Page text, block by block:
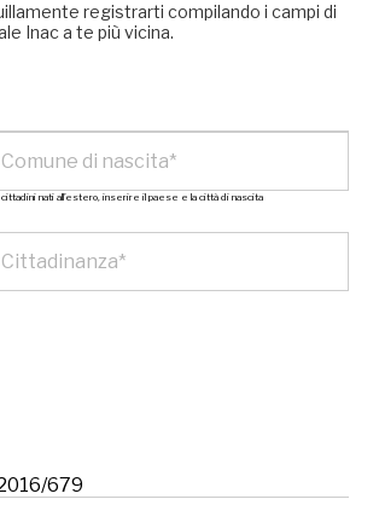
registrarti compilando i campi di
Inac a te più vicina.
nati all’estero, inserire il paese e la città di nascita
679